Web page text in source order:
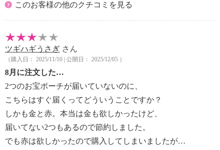
このお客様の他のクチコミを見る
ツギハギうさぎ さん
（購入日： 2025/11/10 | 公開日： 2025/12/05 ）
8月に注文した…
2つのお宝ポーチが届いていないのに、
こちらはすぐ届くってどういうことですか？
しかも金と赤。本当は金も欲しかったけど、
届いてない2つもあるので節約しました。
でも赤は欲しかったので購入してしまいましたが…